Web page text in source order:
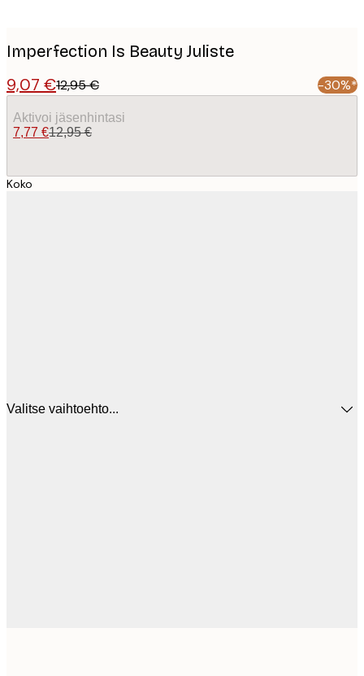
Imperfection Is Beauty Juliste
9,07 €12,95 € -30%*
Aktivoi jäsenhintasi
7,77 €12,95 €
Koko
Valitse vaihtoehto...